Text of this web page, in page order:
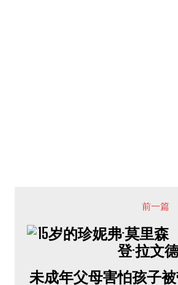
前一篇
未成年父母害怕孩子